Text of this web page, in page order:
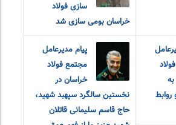
سازی فولاد
خراسان بومی سازی شد
روابط
پیام مدیرعامل
مجتمع فولاد
خراسان در
نخستین سالگرد سپهبد شهید،
حاج قاسم سلیمانی قاتلان